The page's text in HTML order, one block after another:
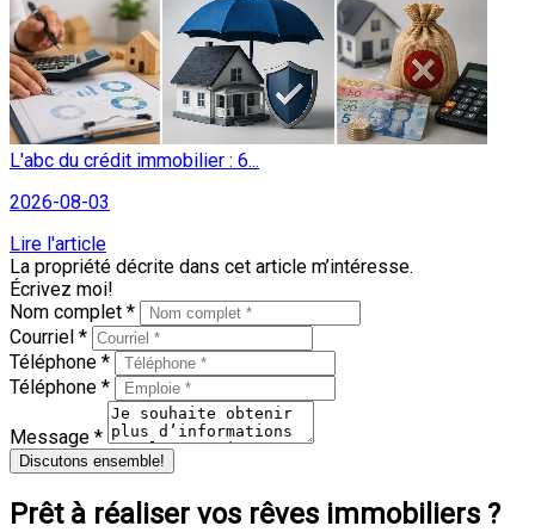
L'abc du crédit immobilier : 6...
2026-08-03
Lire l'article
La propriété décrite dans cet article m’intéresse.
Écrivez moi!
Nom complet *
Courriel *
Téléphone *
Téléphone *
Message *
Discutons ensemble!
Prêt à réaliser vos rêves immobiliers ?